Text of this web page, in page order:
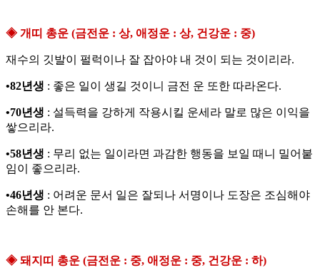
◈ 개띠 총운 (금전운 : 상, 애정운 : 상, 건강운 : 중)
재수의 깃발이 펄럭이나 잘 잡아야 내 것이 되는 것이리라.
•82년생 : 좋은 일이 생길 것이니 금전 운 또한 따라온다.
•70년생 : 설득력을 강하게 작용시킬 운세라 말로 많은 이익을
쌓으리라.
•58년생 : 무리 없는 일이라면 과감한 행동을 보일 때니 밀어붙
임이 좋으리라.
•46년생 : 어려운 문서 일은 잘되나 서명이나 도장은 조심해야
손해를 안 본다.
◈ 돼지띠 총운 (금전운 : 중, 애정운 : 중, 건강운 : 하)